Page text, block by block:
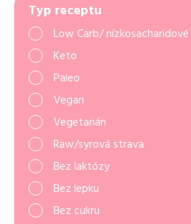
Typ receptu
Low Carb/ nízkosacharidové
Keto
Paleo
Vegan
Vegetarián
Raw/syrová strava
Bez laktózy
Bez lepku
Bez cukru